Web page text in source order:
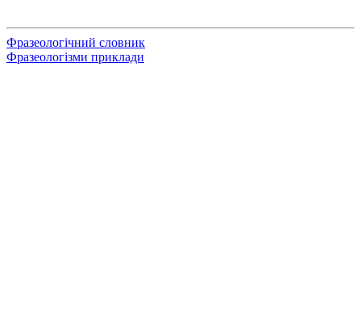
Фразеологічний словник
Фразеологізми приклади